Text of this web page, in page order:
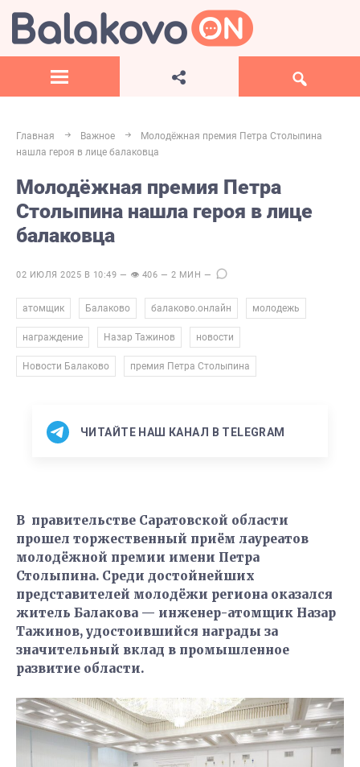
Главная Важное
Молодёжная премия Петра Столыпина
нашла героя в лице балаковца
Молодёжная премия Петра
Столыпина нашла героя в лице
балаковца
02 ИЮЛЯ 2025 В 10:49 — 👁 406 — 2 МИН —
атомщик Балаково балаково.онлайн молодежь
награждение Назар Тажинов новости
Новости Балаково премия Петра Столыпина
ЧИТАЙТЕ НАШ КАНАЛ В TELEGRAM
В правительстве Саратовской области
прошел торжественный приём лауреатов
молодёжной премии имени Петра
Столыпина. Среди достойнейших
представителей молодёжи региона оказался
житель Балакова — инженер-атомщик Назар
Тажинов, удостоившийся награды за
значительный вклад в промышленное
развитие области.